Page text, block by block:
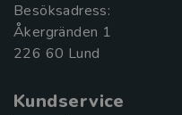
Besöksadress:
Åkergränden 1
Kundservice